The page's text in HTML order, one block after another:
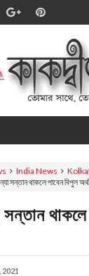
India News
সন্তান থাকলে পাবেন বিপুল অর্থ
সন্তান
2021